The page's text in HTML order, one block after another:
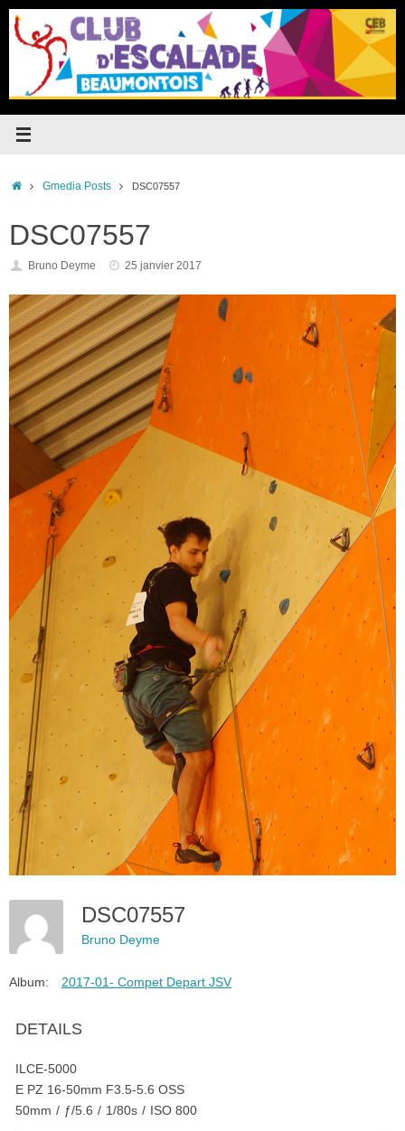
Passer
contenu
Accueil
Gmedia Posts DSC07557
DSC07557
Bruno Deyme 25 janvier 2017
DSC07557
Bruno Deyme
Album: 2017-01- Compet Depart JSV
DETAILS
ILCE-5000
E PZ 16-50mm F3.5-5.6 OSS
50mm / ƒ/5.6 / 1/80s / ISO 800